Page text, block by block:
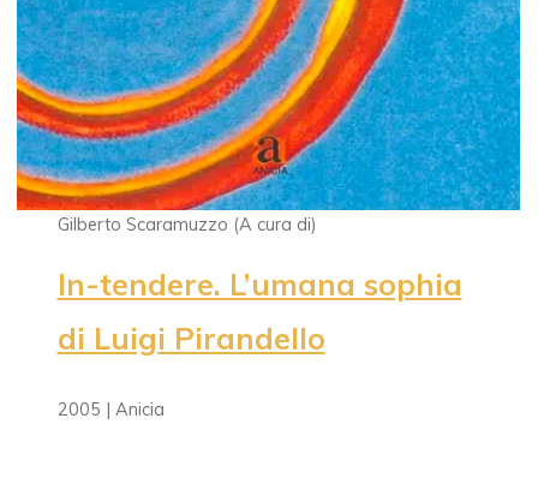
Gilberto Scaramuzzo (A cura di)
In-tendere. L’umana sophia
di Luigi Pirandello
2005 | Anicia